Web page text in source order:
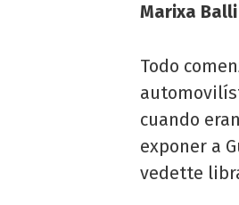
Marixa Balli
Todo
cuando
exponer a
vedette